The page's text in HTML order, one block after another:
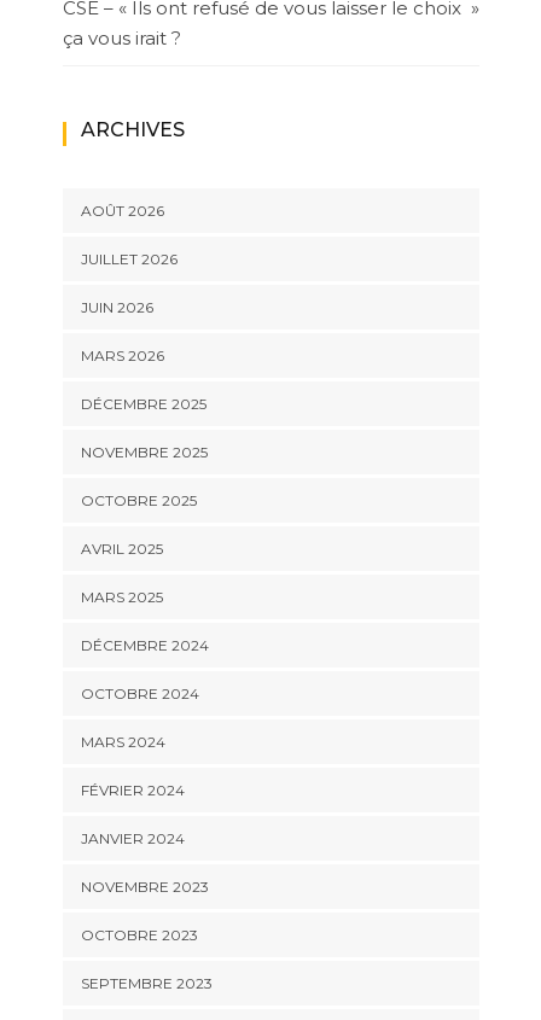
CSE – « Ils ont refusé de vous laisser le choix »
ça vous irait ?
ARCHIVES
AOÛT 2026
JUILLET 2026
JUIN 2026
MARS 2026
DÉCEMBRE 2025
NOVEMBRE 2025
OCTOBRE 2025
AVRIL 2025
MARS 2025
DÉCEMBRE 2024
OCTOBRE 2024
MARS 2024
FÉVRIER 2024
JANVIER 2024
NOVEMBRE 2023
OCTOBRE 2023
SEPTEMBRE 2023